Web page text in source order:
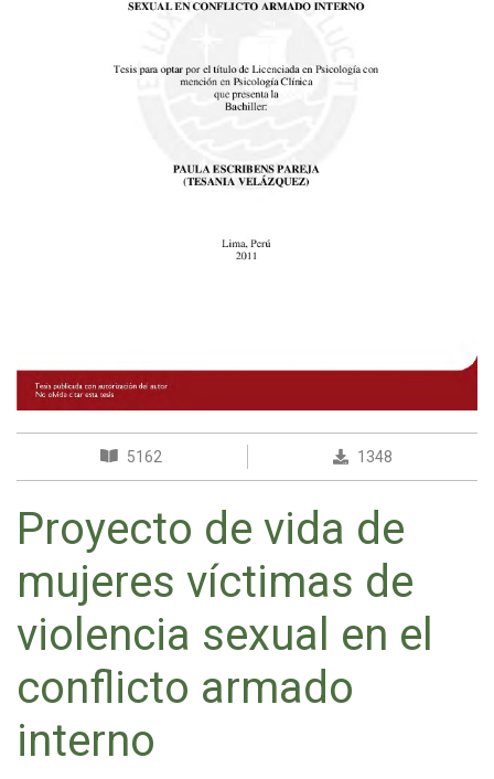
5162 1348
Proyecto de vida de
mujeres víctimas de
violencia sexual en el
conflicto armado
interno